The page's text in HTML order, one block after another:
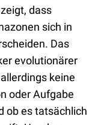
dass
sich in
Das
evolutionärer
keine
oder Aufgabe
ob es tatsächlich